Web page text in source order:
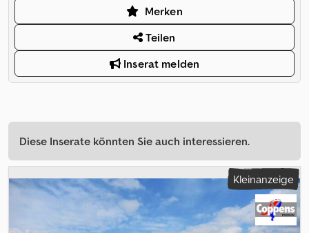
Merken
Teilen
Inserat melden
Diese Inserate könnten Sie auch interessieren.
Kleinanzeige